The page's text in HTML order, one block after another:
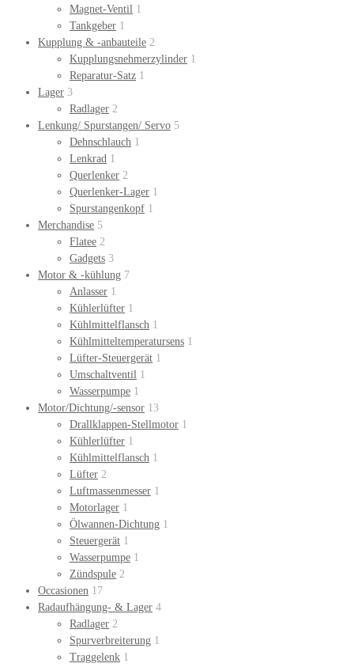
Magnet-Ventil 1
Tankgeber 1
Kupplung & -anbauteile 2
Kupplungsnehmerzylinder 1
Reparatur-Satz 1
Lager 3
Radlager 2
Lenkung/ Spurstangen/ Servo 5
Dehnschlauch 1
Lenkrad 1
Querlenker 2
Querlenker-Lager 1
Spurstangenkopf 1
Merchandise 5
Flatee 2
Gadgets 3
Motor & -kühlung 7
Anlasser 1
Kühlerlüfter 1
Kühlmittelflansch 1
Kühlmitteltemperatursens 1
Lüfter-Steuergerät 1
Umschaltventil 1
Wasserpumpe 1
Motor/Dichtung/-sensor 13
Drallklappen-Stellmotor 1
Kühlerlüfter 1
Kühlmittelflansch 1
Lüfter 2
Luftmassenmesser 1
Motorlager 1
Ölwannen-Dichtung 1
Steuergerät 1
Wasserpumpe 1
Zündspule 2
Occasionen 17
Radaufhängung- & Lager 4
Radlager 2
Spurverbreiterung 1
Traggelenk 1